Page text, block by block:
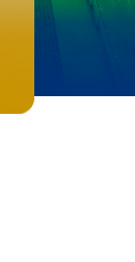
숲길부터 천년 고찰까